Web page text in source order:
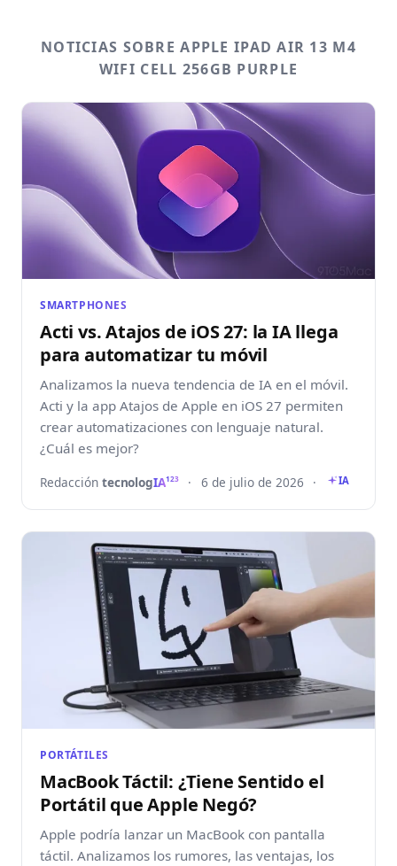
NOTICIAS SOBRE APPLE IPAD AIR 13 M4
WIFI CELL 256GB PURPLE
SMARTPHONES
Acti vs. Atajos de iOS 27: la IA llega
para automatizar tu móvil
Analizamos la nueva tendencia de IA en el móvil.
Acti y la app Atajos de Apple en iOS 27 permiten
crear automatizaciones con lenguaje natural.
¿Cuál es mejor?
Redacción tecnologIA123 · 6 de julio de 2026 · IA
PORTÁTILES
MacBook Táctil: ¿Tiene Sentido el
Portátil que Apple Negó?
Apple podría lanzar un MacBook con pantalla
táctil. Analizamos los rumores, las ventajas, los